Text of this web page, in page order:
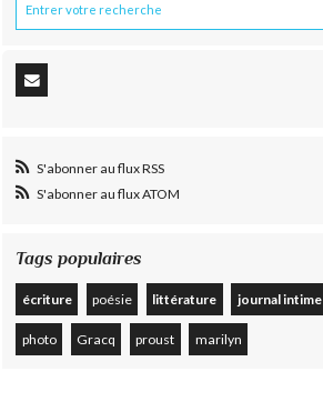
S'abonner au flux RSS
S'abonner au flux ATOM
Tags populaires
écriture poésie littérature journal intime
photo Gracq proust marilyn